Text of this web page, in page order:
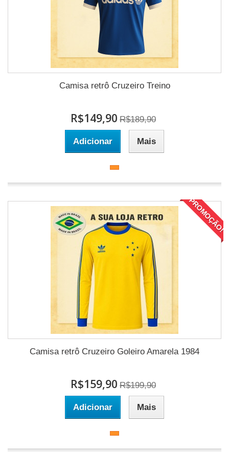
Camisa retrô Cruzeiro Treino
R$149,90 R$189,90
Adicionar Mais
PROMOÇÃO!
Camisa retrô Cruzeiro Goleiro Amarela 1984
R$159,90 R$199,90
Adicionar Mais